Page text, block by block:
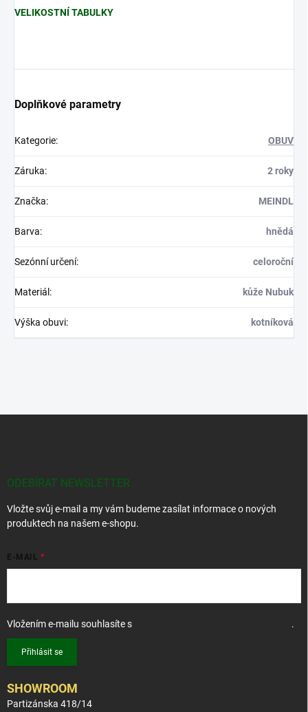
VELIKOSTNÍ TABULKY
Doplňkové parametry
Kategorie: OBUV
Záruka: 2 roky
Značka: MEINDL
Barva: hnědá
Sezónní určení: celoroční
Materiál : kůže Nubuk
Výška obuvi: kotníková
ODEBÍRAT NEWSLETTER
Vložte svůj e-mail a my vám budeme zasílat informace o nových
produktech na našem e-shopu.
E-MAIL
Vložením e-mailu souhlasíte s .
Přihlásit se
SHOWROOM
Partizánska 418/14